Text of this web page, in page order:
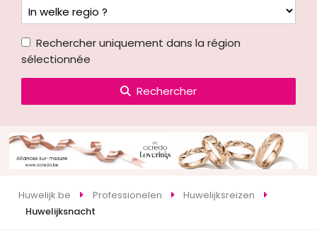
Rechercher uniquement dans la région
sélectionnée
Rechercher
Huwelijk.be Professionelen
Huwelijksreizen
Huwelijksnacht